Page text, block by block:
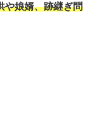
や娘婿、跡継ぎ問